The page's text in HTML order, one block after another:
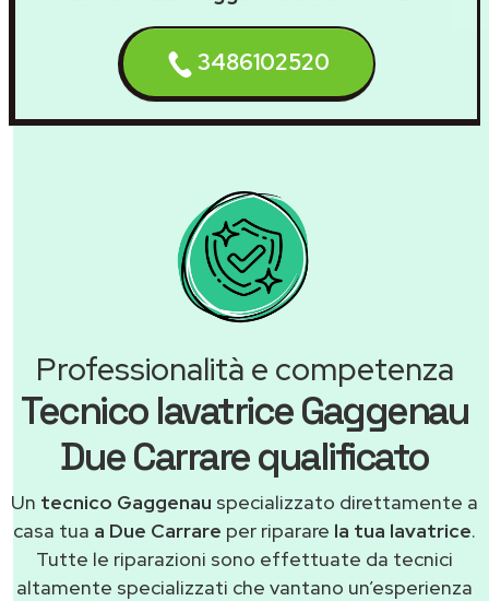
3486102520
Professionalità e competenza
Tecnico lavatrice Gaggenau
Due Carrare qualificato
Un tecnico Gaggenau specializzato direttamente a
casa tua a Due Carrare per riparare la tua lavatrice.
Tutte le riparazioni sono effettuate da tecnici
altamente specializzati che vantano un’esperienza